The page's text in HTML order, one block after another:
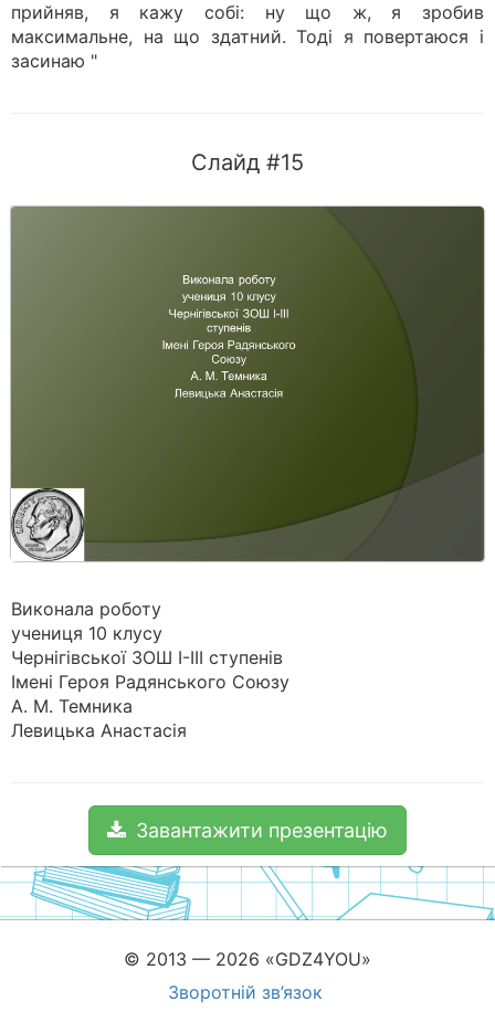
прийняв, я кажу собі: ну що ж, я зробив
максимальне, на що здатний. Тоді я повертаюся і
засинаю "
Слайд #15
Виконала роботу
учениця 10 клусу
Чернігівської ЗОШ І-ІІІ ступенів
Імені Героя Радянського Союзу
А. М. Темника
Левицька Анастасія
Завантажити презентацію
© 2013 — 2026 «GDZ4YOU»
Зворотній зв’язок